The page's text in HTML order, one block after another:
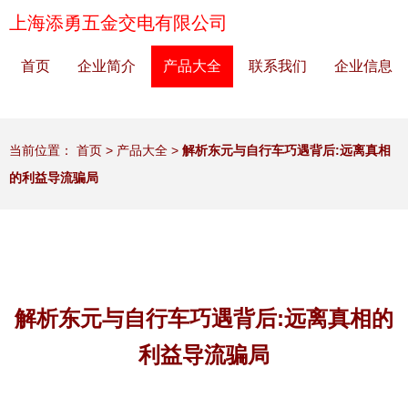
上海添勇五金交电有限公司
首页 企业简介 产品大全 联系我们 企业信息
当前位置： 首页 > 产品大全 > 解析东元与自行车巧遇背后:远离真相
的利益导流骗局
解析东元与自行车巧遇背后:远离真相的
利益导流骗局